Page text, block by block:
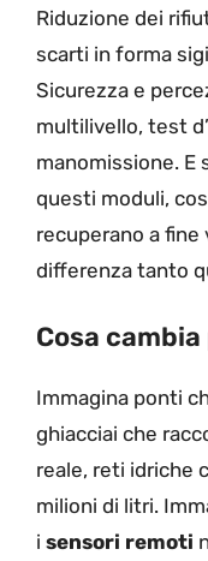
Riduzione dei
scarti in forma
Sicurezza e
multilivello, test
manomissione. E
questi moduli,
recuperano a fine
differenza tanto
Cosa
Immagina ponti
ghiacciai che
reale, reti idriche
milioni di litri.
i sensori remoti